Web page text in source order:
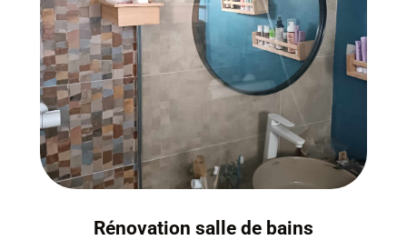
Rénovation salle de bains